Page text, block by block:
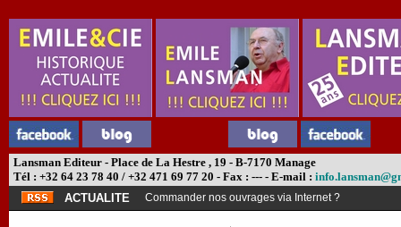
Lansman Editeur - Place de La Hestre , 19 - B-7170 Manage
Tél : +32 64 23 78 40 / +32 471 69 77 20 - Fax : --- - E-mail :
ACTUALITE
Commander nos ouvrages via Internet ?